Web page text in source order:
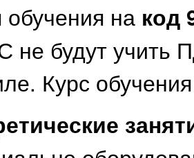
на код
не будут учить
Курс